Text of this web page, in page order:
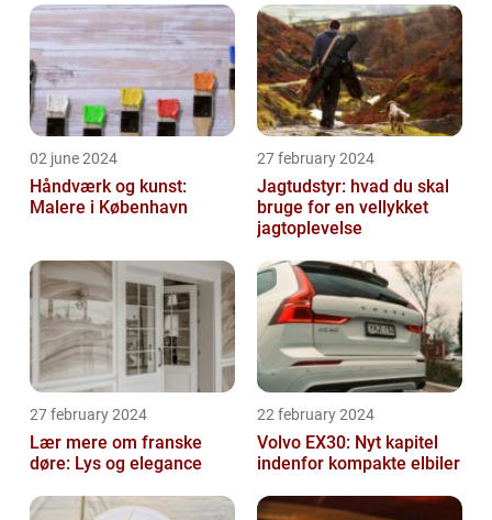
02 june 2024
Håndværk og kunst:
Malere i København
27 february 2024
Jagtudstyr: hvad du skal
bruge for en vellykket
jagtoplevelse
27 february 2024
Lær mere om franske
døre: Lys og elegance
22 february 2024
Volvo EX30: Nyt kapitel
indenfor kompakte elbiler